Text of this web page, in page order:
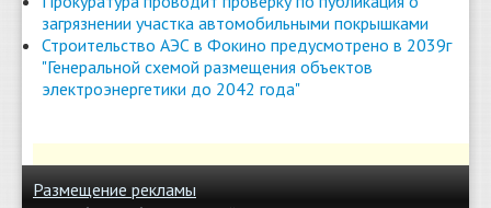
загрязнении участка автомобильными покрышками
Строительство АЭС в Фокино предусмотрено в 2039г
"Генеральной схемой размещения объектов
электроэнергетики до 2042 года"
Размещение рекламы